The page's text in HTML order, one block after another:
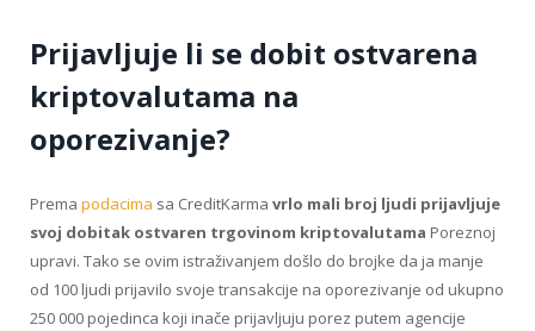
Prijavljuje li se dobit ostvarena
kriptovalutama na
oporezivanje?
Prema podacima sa CreditKarma vrlo mali broj ljudi prijavljuje
svoj dobitak ostvaren trgovinom kriptovalutama Poreznoj
upravi. Tako se ovim istraživanjem došlo do brojke da ja manje
od 100 ljudi prijavilo svoje transakcije na oporezivanje od ukupno
250 000 pojedinca koji inače prijavljuju porez putem agencije